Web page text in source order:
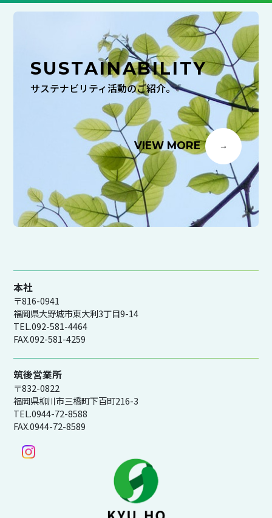
SUSTAINABILITY
サステナビリティ活動のご紹介。
VIEW MORE
本社
〒816-0941
福岡県大野城市東大利3丁目9-14
TEL.092-581-4464
FAX.092-581-4259
筑後営業所
〒832-0822
福岡県柳川市三橋町下百町216-3
TEL.0944-72-8588
FAX.0944-72-8589